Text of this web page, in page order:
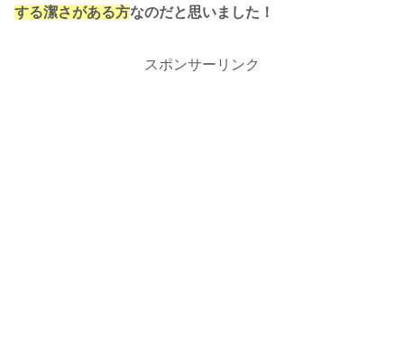
する潔さがある方なのだと思いました！
スポンサーリンク